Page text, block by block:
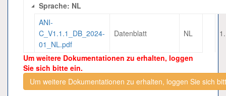
Sprache: NL
ANI-
C_V1.1.1_DB_2024-
01_NL.pdf
Datenblatt NL
Um weitere Dokumentationen zu erhalten, loggen
Sie sich bitte ein.
Um weitere Dokumentationen zu erhalten, loggen Sie sich